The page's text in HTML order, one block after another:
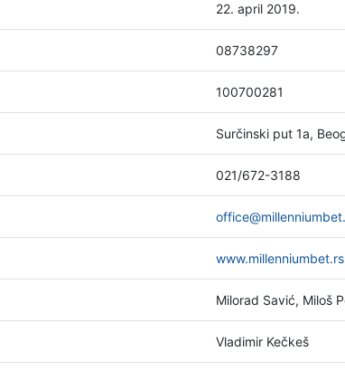
22. april 2019.
08738297
100700281
Surčinski put 1a,
021/672-3188
www.millenniumbet.rs
Milorad Savić, Miloš
Vladimir Kečkeš